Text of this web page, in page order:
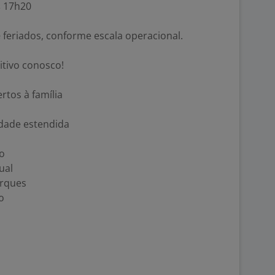
17h20
conforme escala operacional.
conosco!
à família
estendida